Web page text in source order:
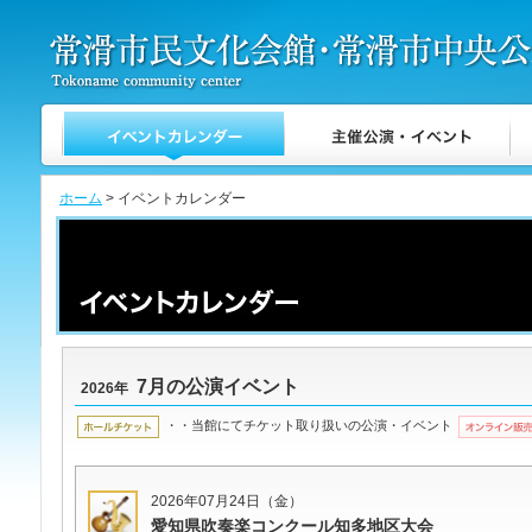
ホーム > イベントカレンダー
2026年 7月の公演イベント
・・当館にてチケット取り扱いの公演・イベント
2026年07月24日（金）
愛知県吹奏楽コンクール知多地区大会